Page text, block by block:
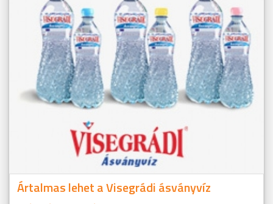
Ártalmas lehet a Visegrádi ásványvíz